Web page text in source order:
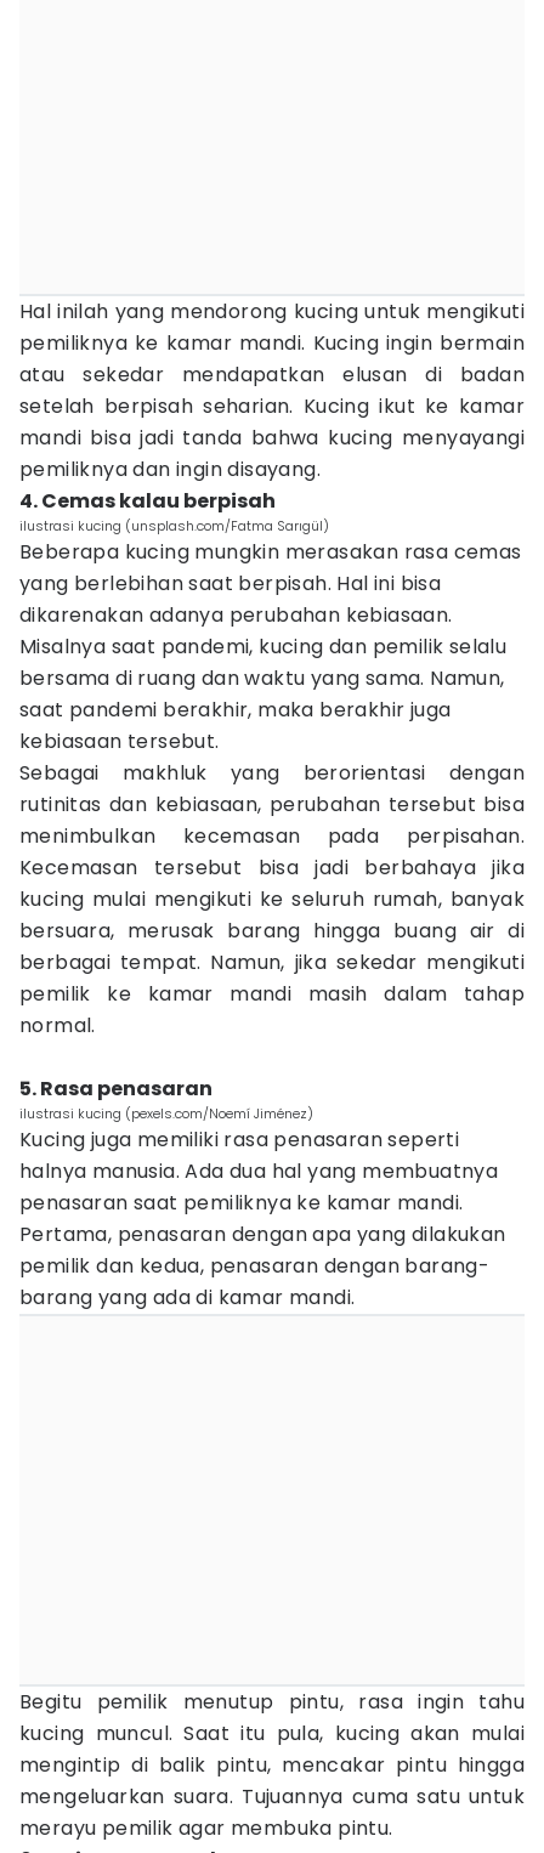
Hal inilah yang mendorong kucing untuk mengikuti
pemiliknya ke kamar mandi. Kucing ingin bermain
atau sekedar mendapatkan elusan di badan
setelah berpisah seharian. Kucing ikut ke kamar
mandi bisa jadi tanda bahwa kucing menyayangi
pemiliknya dan ingin disayang.
4. Cemas kalau berpisah
ilustrasi kucing (unsplash.com/Fatma Sarıgül)
Beberapa kucing mungkin merasakan rasa cemas
yang berlebihan saat berpisah. Hal ini bisa
dikarenakan adanya perubahan kebiasaan.
Misalnya saat pandemi, kucing dan pemilik selalu
bersama di ruang dan waktu yang sama. Namun,
saat pandemi berakhir, maka berakhir juga
kebiasaan tersebut.
Sebagai makhluk yang berorientasi dengan
rutinitas dan kebiasaan, perubahan tersebut bisa
menimbulkan kecemasan pada perpisahan.
Kecemasan tersebut bisa jadi berbahaya jika
kucing mulai mengikuti ke seluruh rumah, banyak
bersuara, merusak barang hingga buang air di
berbagai tempat. Namun, jika sekedar mengikuti
pemilik ke kamar mandi masih dalam tahap
normal.
5. Rasa penasaran
ilustrasi kucing (pexels.com/Noemí Jiménez)
Kucing juga memiliki rasa penasaran seperti
halnya manusia. Ada dua hal yang membuatnya
penasaran saat pemiliknya ke kamar mandi.
Pertama, penasaran dengan apa yang dilakukan
pemilik dan kedua, penasaran dengan barang-
barang yang ada di kamar mandi.
Begitu pemilik menutup pintu, rasa ingin tahu
kucing muncul. Saat itu pula, kucing akan mulai
mengintip di balik pintu, mencakar pintu hingga
mengeluarkan suara. Tujuannya cuma satu untuk
merayu pemilik agar membuka pintu.